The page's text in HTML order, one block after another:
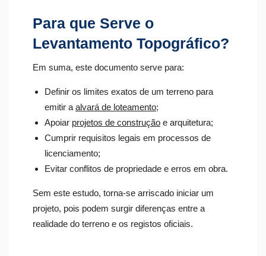
Para que Serve o
Levantamento Topográfico?
Em suma, este documento serve para:
Definir os limites exatos de um terreno para
emitir a alvará de loteamento;
Apoiar projetos de construção e arquitetura;
Cumprir requisitos legais em processos de
licenciamento;
Evitar conflitos de propriedade e erros em obra.
Sem este estudo, torna-se arriscado iniciar um
projeto, pois podem surgir diferenças entre a
realidade do terreno e os registos oficiais.